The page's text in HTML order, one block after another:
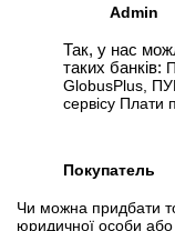
Admin
Так, у нас
таких банків:
GlobusPlus,
сервісу Плати
Покупатель
Чи можна придбати
юридичної особи